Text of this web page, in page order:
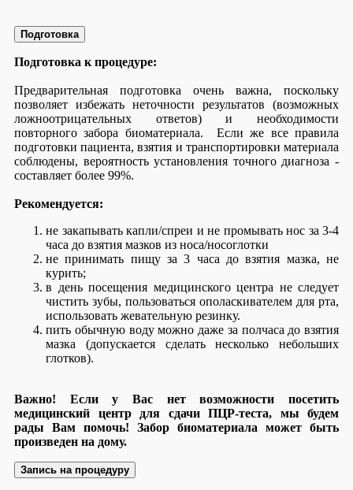
Подготовка
Подготовка к процедуре:
Предварительная подготовка очень важна, поскольку
позволяет избежать неточности результатов (возможных
ложноотрицательных ответов) и необходимости
повторного забора биоматериала. Если же все правила
подготовки пациента, взятия и транспортировки материала
соблюдены, вероятность установления точного диагноза -
составляет более 99%.
Рекомендуется:
не закапывать капли/спреи и не промывать нос за 3-4
часа до взятия мазков из носа/носоглотки
не принимать пищу за 3 часа до взятия мазка, не
курить;
в день посещения медицинского центра не следует
чистить зубы, пользоваться ополаскивателем для рта,
использовать жевательную резинку.
пить обычную воду можно даже за полчаса до взятия
мазка (допускается сделать несколько небольших
глотков).
Важно! Если у Вас нет возможности посетить
медицинский центр для сдачи ПЦР-теста, мы будем
рады Вам помочь! Забор биоматериала может быть
произведен на дому.
Запись на процедуру